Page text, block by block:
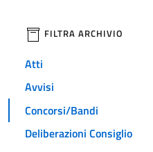
filtri da applicare
FILTRA ARCHIVIO
Atti
Avvisi
Concorsi/Bandi
Deliberazioni Consiglio